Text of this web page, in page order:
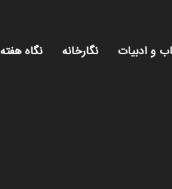
و ادبیات نگارخانه نگاه هفته